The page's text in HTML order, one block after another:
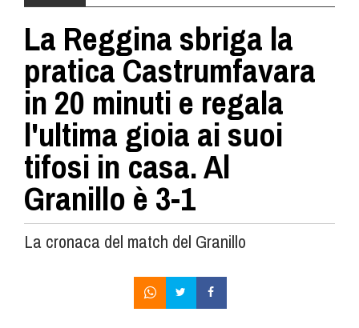
La Reggina sbriga la
pratica Castrumfavara
in 20 minuti e regala
l'ultima gioia ai suoi
tifosi in casa. Al
Granillo è 3-1
La cronaca del match del Granillo